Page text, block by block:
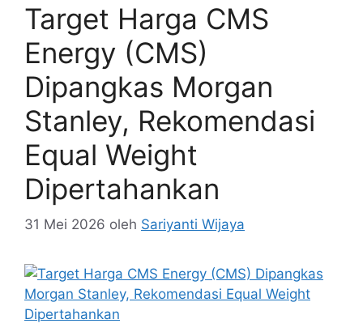
Target Harga CMS
Energy (CMS)
Dipangkas Morgan
Stanley, Rekomendasi
Equal Weight
Dipertahankan
31 Mei 2026 oleh Sariyanti Wijaya